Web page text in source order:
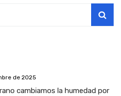
de 2025
cambiamos la humedad por